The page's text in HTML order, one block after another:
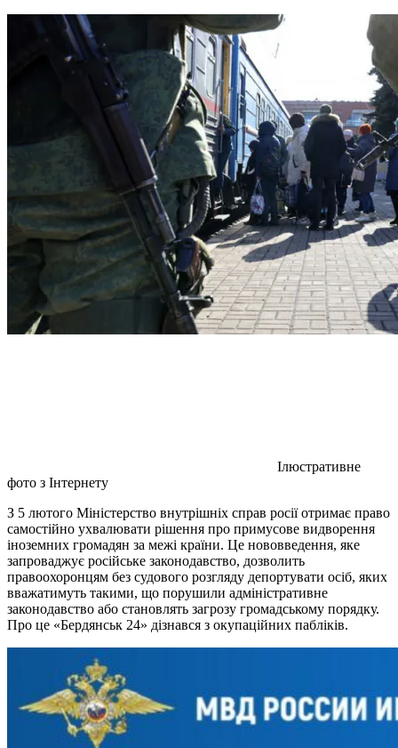
Ілюстративне
фото з Інтернету
З 5 лютого Міністерство внутрішніх справ росії отримає право
самостійно ухвалювати рішення про примусове видворення
іноземних громадян за межі країни. Це нововведення, яке
запроваджує російське законодавство, дозволить
правоохоронцям без судового розгляду депортувати осіб, яких
вважатимуть такими, що порушили адміністративне
законодавство або становлять загрозу громадському порядку.
Про це «Бердянськ 24» дізнався з окупаційних пабліків.